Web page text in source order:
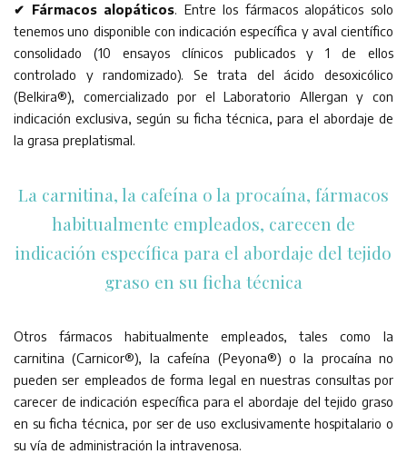
✔ Fármacos alopáticos. Entre los fármacos alopáticos solo
tenemos uno disponible con indicación específica y aval científico
consolidado (10 ensayos clínicos publicados y 1 de ellos
controlado y randomizado). Se trata del ácido desoxicólico
(Belkira®), comercializado por el Laboratorio Allergan y con
indicación exclusiva, según su ficha técnica, para el abordaje de
la grasa preplatismal.
La carnitina, la cafeína o la procaína, fármacos
habitualmente empleados, carecen de
indicación específica para el abordaje del tejido
graso en su ficha técnica
Otros fármacos habitualmente empleados, tales como la
carnitina (Carnicor®), la cafeína (Peyona®) o la procaína no
pueden ser empleados de forma legal en nuestras consultas por
carecer de indicación específica para el abordaje del tejido graso
en su ficha técnica, por ser de uso exclusivamente hospitalario o
su vía de administración la intravenosa.